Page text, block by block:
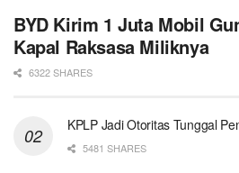
BYD Kirim 1 Juta Mobil
Kapal Raksasa Miliknya
6322 SHARES
KPLP Jadi Otoritas Tunggal
5481 SHARES